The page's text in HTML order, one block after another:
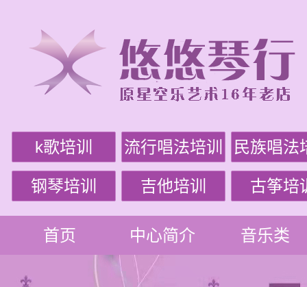
k歌培训 流行唱法培训 民族唱法
钢琴培训 吉他培训 古筝培
首页 中心简介 音乐类